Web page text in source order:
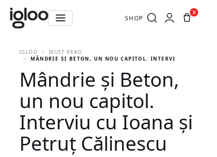
SHOP
0
IGLOO
MUST READ
MÂNDRIE ȘI BETON, UN NOU CAPITOL. INTERVIU CU IOANA
Mândrie și Beton,
un nou capitol.
Interviu cu Ioana și
Petruț Călinescu